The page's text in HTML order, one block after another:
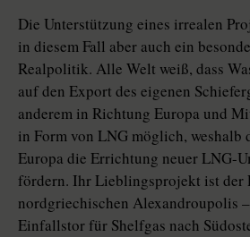
Die Unterstützung eines irrealen
in diesem Fall aber auch ein
Realpolitik. Alle Welt weiß, dass
auf den Export des eigenen
anderem in Richtung Europa und
in Form von LNG möglich, weshalb
Europa die Errichtung neuer LNG-
fördern. Ihr Lieblingsprojekt ist der
nordgriechischen Alexandroupolis
Einfallstor für Shelfgas nach